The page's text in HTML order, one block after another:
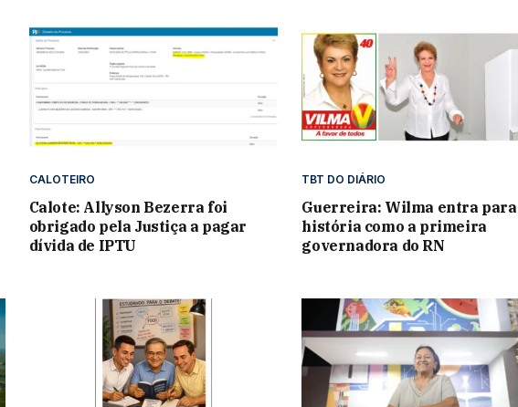
CALOTEIRO
Calote: Allyson Bezerra foi
obrigado pela Justiça a pagar
dívida de IPTU
TBT DO DIÁRIO
Guerreira: Wilma entra para
história como a primeira
governadora do RN